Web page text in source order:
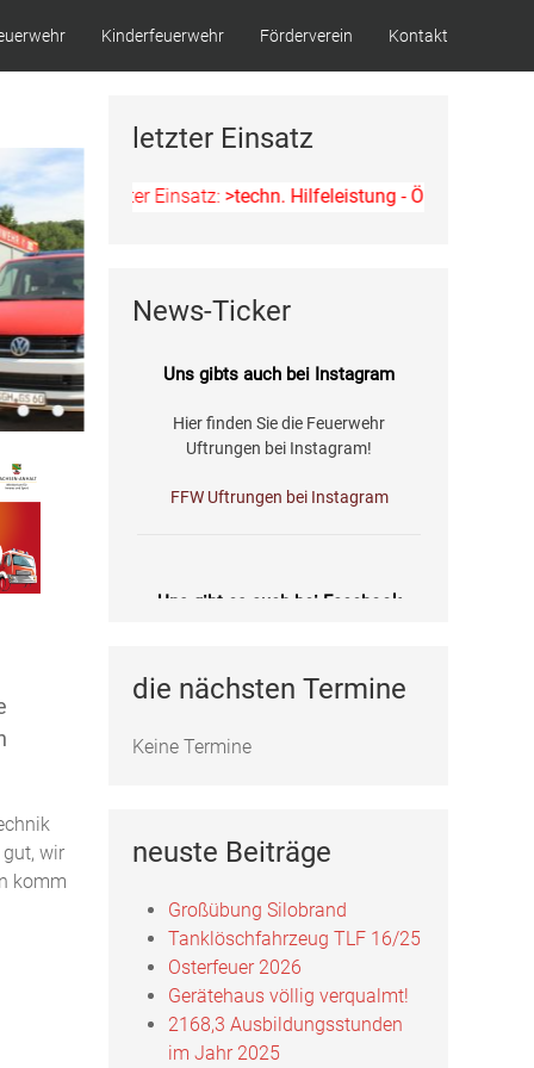
Kinderfeuerwehr Förderverein Kontakt
wir
komm
letzter Einsatz
Letzter Einsatz:>techn. Hilfeleistung - Ölspur< am
News-Ticker
Uftrungen bei Instagram!
die nächsten Termine
Keine Termine
neuste Beiträge
Großübung Silobrand
Tanklöschfahrzeug TLF 16/25
Osterfeuer 2026
Gerätehaus völlig verqualmt!
2168,3 Ausbildungsstunden
im Jahr 2025